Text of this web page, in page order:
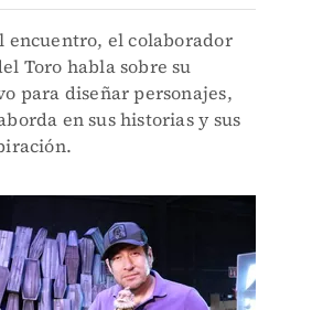
encuentro, el colaborador
Toro habla sobre su
para diseñar personajes,
en sus historias y sus